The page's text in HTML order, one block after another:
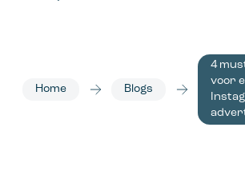
Home Blogs
4
voor